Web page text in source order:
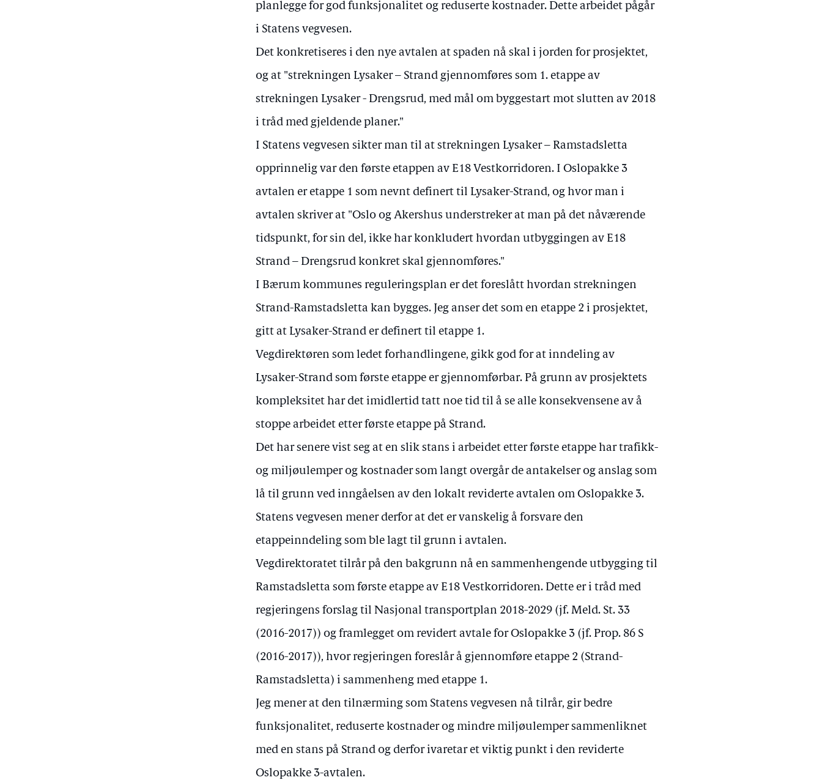
planlegge for god funksjonalitet og reduserte kostnader. Dette arbeidet pågår
i Statens vegvesen.
Det konkretiseres i den nye avtalen at spaden nå skal i jorden for prosjektet,
og at "strekningen Lysaker – Strand gjennomføres som 1. etappe av
strekningen Lysaker - Drengsrud, med mål om byggestart mot slutten av 2018
i tråd med gjeldende planer."
I Statens vegvesen sikter man til at strekningen Lysaker – Ramstadsletta
opprinnelig var den første etappen av E18 Vestkorridoren. I Oslopakke 3
avtalen er etappe 1 som nevnt definert til Lysaker-Strand, og hvor man i
avtalen skriver at "Oslo og Akershus understreker at man på det nåværende
tidspunkt, for sin del, ikke har konkludert hvordan utbyggingen av E18
Strand – Drengsrud konkret skal gjennomføres."
I Bærum kommunes reguleringsplan er det foreslått hvordan strekningen
Strand-Ramstadsletta kan bygges. Jeg anser det som en etappe 2 i prosjektet,
gitt at Lysaker-Strand er definert til etappe 1.
Vegdirektøren som ledet forhandlingene, gikk god for at inndeling av
Lysaker-Strand som første etappe er gjennomførbar. På grunn av prosjektets
kompleksitet har det imidlertid tatt noe tid til å se alle konsekvensene av å
stoppe arbeidet etter første etappe på Strand.
Det har senere vist seg at en slik stans i arbeidet etter første etappe har trafikk-
og miljøulemper og kostnader som langt overgår de antakelser og anslag som
lå til grunn ved inngåelsen av den lokalt reviderte avtalen om Oslopakke 3.
Statens vegvesen mener derfor at det er vanskelig å forsvare den
etappeinndeling som ble lagt til grunn i avtalen.
Vegdirektoratet tilrår på den bakgrunn nå en sammenhengende utbygging til
Ramstadsletta som første etappe av E18 Vestkorridoren. Dette er i tråd med
regjeringens forslag til Nasjonal transportplan 2018-2029 (jf. Meld. St. 33
(2016-2017)) og framlegget om revidert avtale for Oslopakke 3 (jf. Prop. 86 S
(2016-2017)), hvor regjeringen foreslår å gjennomføre etappe 2 (Strand-
Ramstadsletta) i sammenheng med etappe 1.
Jeg mener at den tilnærming som Statens vegvesen nå tilrår, gir bedre
funksjonalitet, reduserte kostnader og mindre miljøulemper sammenliknet
med en stans på Strand og derfor ivaretar et viktig punkt i den reviderte
Oslopakke 3-avtalen.